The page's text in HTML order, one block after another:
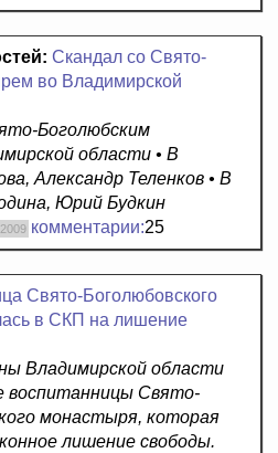
Скандал со Свято-
во Владимирской
Боголюбским
области • В
Александр Теленков • В
Юрий Будкин
комментарии:25
Свято-Боголюбовского
в СКП на лишение
Владимирской области
воспитанницы Свято-
монастыря, которая
лишение свободы.